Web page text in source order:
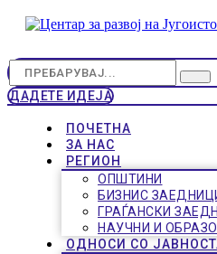
ДАДЕТЕ ИДЕЈА
ПОЧЕТНА
ЗА НАС
РЕГИОН
ОПШТИНИ
БИЗНИС
ГРАЃАНСКИ
НАУЧНИ И
ОДНОСИ СО